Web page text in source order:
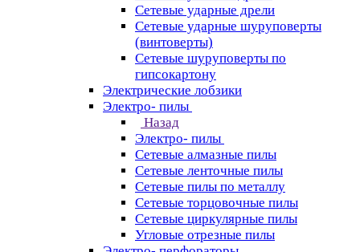
Сетевые ударные дрели
Сетевые ударные шуруповерты
(винтоверты)
Сетевые шуруповерты по
гипсокартону
Электрические лобзики
Электро- пилы
Назад
Электро- пилы
Сетевые алмазные пилы
Сетевые ленточные пилы
Сетевые пилы по металлу
Сетевые торцовочные пилы
Сетевые циркулярные пилы
Угловые отрезные пилы